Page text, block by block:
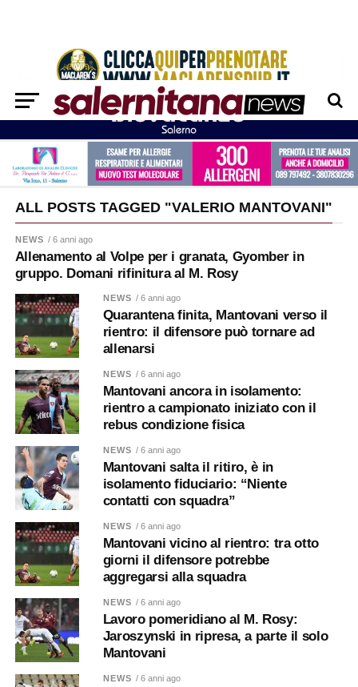
ALL POSTS TAGGED "VALERIO MANTOVANI"
NEWS / 6 anni ago
Allenamento al Volpe per i granata, Gyomber in
gruppo. Domani rifinitura al M. Rosy
NEWS / 6 anni ago
Quarantena finita, Mantovani verso il
rientro: il difensore può tornare ad
allenarsi
NEWS / 6 anni ago
Mantovani ancora in isolamento:
rientro a campionato iniziato con il
rebus condizione fisica
NEWS / 6 anni ago
Mantovani salta il ritiro, è in
isolamento fiduciario: “Niente
contatti con squadra”
NEWS / 6 anni ago
Mantovani vicino al rientro: tra otto
giorni il difensore potrebbe
aggregarsi alla squadra
NEWS / 6 anni ago
Lavoro pomeridiano al M. Rosy:
Jaroszynski in ripresa, a parte il solo
Mantovani
NEWS / 6 anni ago